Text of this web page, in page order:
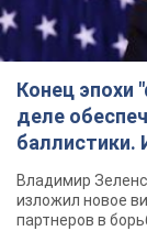
Конец эпохи
деле
баллистики.
Владимир
изложил новое
партнеров в